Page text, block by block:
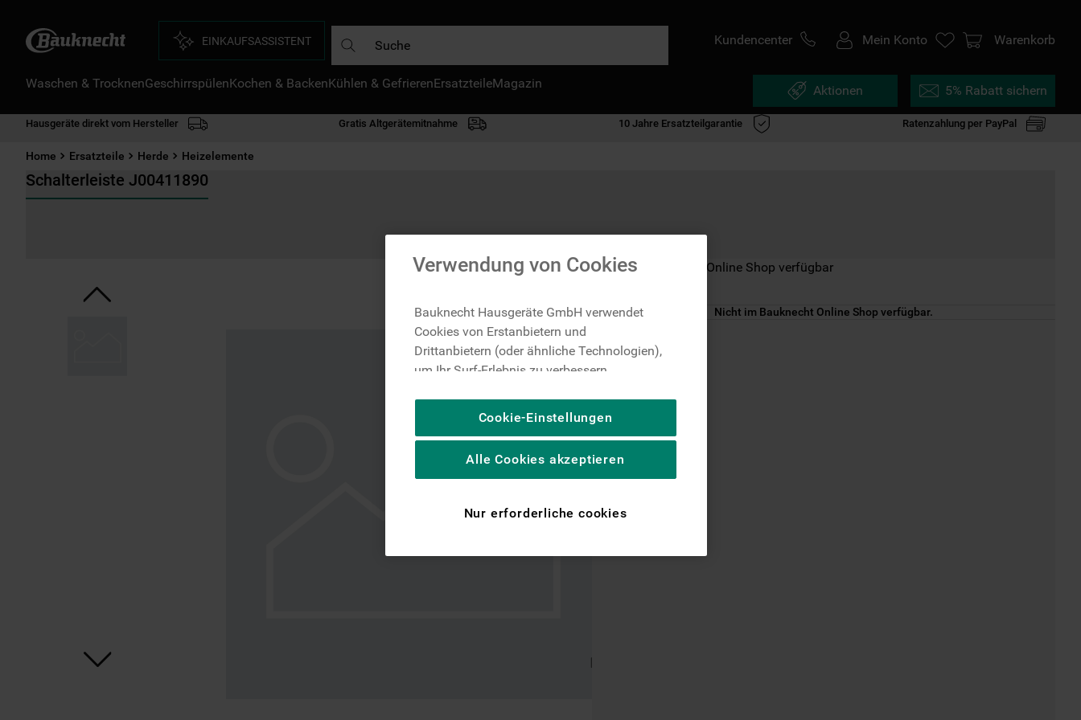
EINKAUFSASSISTENT Kundencenter Mein Konto Warenkorb
Waschen & TrocknenGeschirrspülenKochen & BackenKühlen & GefrierenErsatzteileMagazin Aktionen 5% Rabatt sichern
Hausgeräte direkt vom Hersteller Gratis Altgerätemitnahme 10 Jahre Ersatzteilgarantie Ratenzahlung per PayPal
Home Ersatzteile Herde Heizelemente
Schalterleiste J00411890
Nicht im Bauknecht Online Shop verfügbar
Nicht im Bauknecht Online Shop verfügbar.
Verwendung von Cookies
Bauknecht Hausgeräte GmbH verwendet
Cookies von Erstanbietern und
Drittanbietern (oder ähnliche Technologien),
um Ihr Surf-Erlebnis zu verbessern
um die redaktionellen Inhalte der Website
basierend auf Ihrer Nutzung der Website zu
personalisieren, die Funktionalität der
spezifische Funktionen anzubieten
Plattformen, beispielsweise Google LLC –
Cookie-Einstellungen
Nur erforderliche cookies
Alle Cookies akzeptieren
DIE HÄUFIGSTEN SUCHANFRAGEN
gefrierschrank